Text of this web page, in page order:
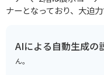
ナーとなっており、大迫力
AIによる自動生成の
ん。